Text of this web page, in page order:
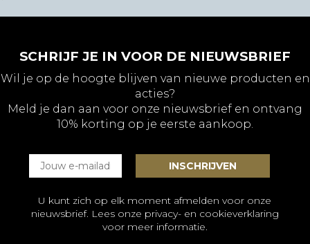
SCHRIJF JE IN VOOR DE NIEUWSBRIEF
Wil je op de hoogte blijven van nieuwe producten en
acties?
Meld je dan aan voor onze nieuwsbrief en ontvang
10% korting op je eerste aankoop.
U kunt zich op elk moment afmelden voor onze
nieuwsbrief. Lees onze privacy- en cookieverklaring
voor meer informatie.